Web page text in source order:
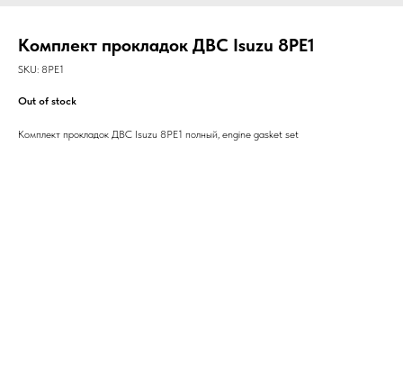
Комплект прокладок ДВС Isuzu 8PE1
SKU: 8PE1
Out of stock
Комплект прокладок ДВС Isuzu 8PE1 полный, engine gasket set